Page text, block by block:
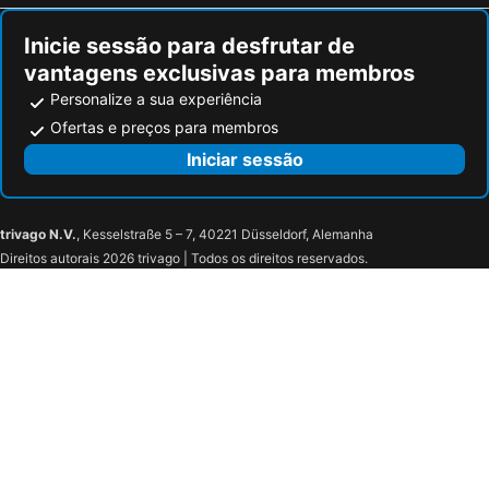
Inicie sessão para desfrutar de
vantagens exclusivas para membros
Personalize a sua experiência
Ofertas e preços para membros
Iniciar sessão
trivago N.V., Kesselstraße 5 – 7, 40221 Düsseldorf, Alemanha
Direitos autorais 2026 trivago | Todos os direitos reservados.